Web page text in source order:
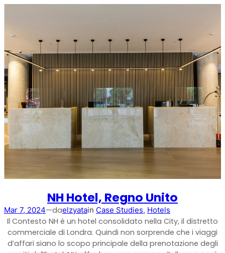
Shark
Analizzatore professionale di segnale
NH Hotel, Regno Unito
Mar 7, 2024—daelzyatain Case Studies, Hotels
Il Contesto NH è un hotel consolidato nella City, il distretto
commerciale di Londra. Quindi non sorprende che i viaggi
d’affari siano lo scopo principale della prenotazione degli